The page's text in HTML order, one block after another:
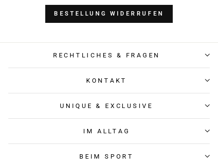
BESTELLUNG WIDERRUFEN
RECHTLICHES & FRAGEN
KONTAKT
UNIQUE & EXCLUSIVE
IM ALLTAG
BEIM SPORT